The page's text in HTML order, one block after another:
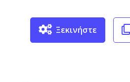
Ξεκινήστε